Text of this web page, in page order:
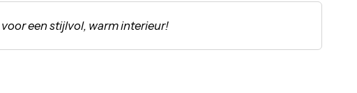
voor een stijlvol, warm interieur!